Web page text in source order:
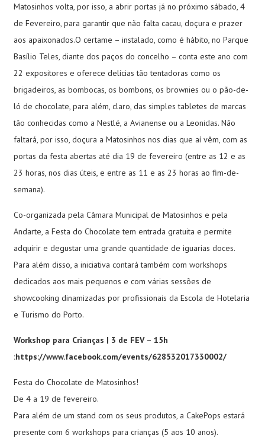
Matosinhos volta, por isso, a abrir portas já no próximo sábado, 4
de Fevereiro, para garantir que não falta cacau, doçura e prazer
aos apaixonados.O certame – instalado, como é hábito, no Parque
Basílio Teles, diante dos paços do concelho – conta este ano com
22 expositores e oferece delícias tão tentadoras como os
brigadeiros, as bombocas, os bombons, os brownies ou o pão-de-
ló de chocolate, para além, claro, das simples tabletes de marcas
tão conhecidas como a Nestlé, a Avianense ou a Leonidas. Não
faltará, por isso, doçura a Matosinhos nos dias que aí vêm, com as
portas da festa abertas até dia 19 de fevereiro (entre as 12 e as
23 horas, nos dias úteis, e entre as 11 e as 23 horas ao fim-de-
semana).
Co-organizada pela Câmara Municipal de Matosinhos e pela
Andarte, a Festa do Chocolate tem entrada gratuita e permite
adquirir e degustar uma grande quantidade de iguarias doces.
Para além disso, a iniciativa contará também com workshops
dedicados aos mais pequenos e com várias sessões de
showcooking dinamizadas por profissionais da Escola de Hotelaria
e Turismo do Porto.
Workshop para Crianças | 3 de FEV – 15h
:https://www.facebook.com/events/628532017330002/
Festa do Chocolate de Matosinhos!
De 4 a 19 de fevereiro.
Para além de um stand com os seus produtos, a CakePops estará
presente com 6 workshops para crianças (5 aos 10 anos).